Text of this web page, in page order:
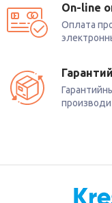
On-line
Оплата